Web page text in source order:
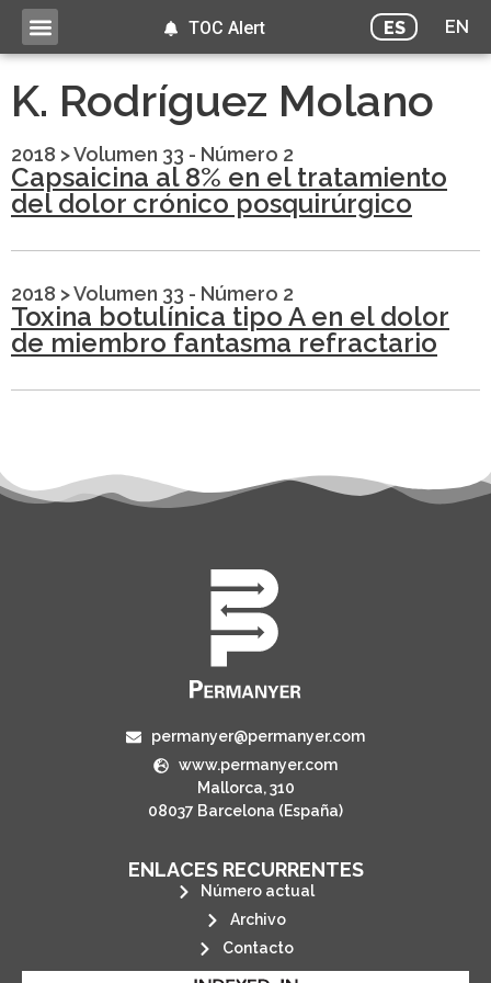
ES EN
TOC Alert
K. Rodríguez Molano
2018 >Volumen 33 - Número 2
Capsaicina al 8% en el tratamiento
del dolor crónico posquirúrgico
2018 >Volumen 33 - Número 2
Toxina botulínica tipo A en el dolor
de miembro fantasma refractario
permanyer@permanyer.com
www.permanyer.com
Mallorca, 310
08037 Barcelona (España)
ENLACES RECURRENTES
Número actual
Archivo
Contacto